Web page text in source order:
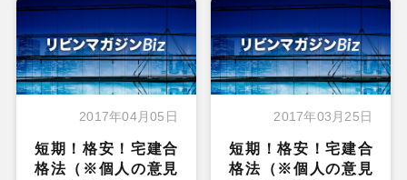
2017年04月05日
短期！格安！宅建合
格法（※個人の意見
2017年03月25日
短期！格安！宅建合
格法（※個人の意見